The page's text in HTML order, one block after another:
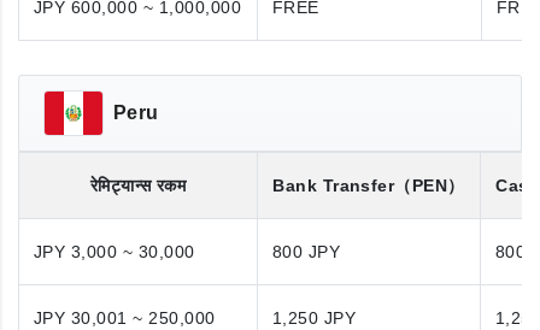
JPY 600,000 ~ 1,000,000 FREE
Peru
रेमिट्यान्स रकम Bank Transfer（PEN）
JPY 3,000 ~ 30,000 800 JPY 800
JPY 30,001 ~ 250,000 1,250 JPY